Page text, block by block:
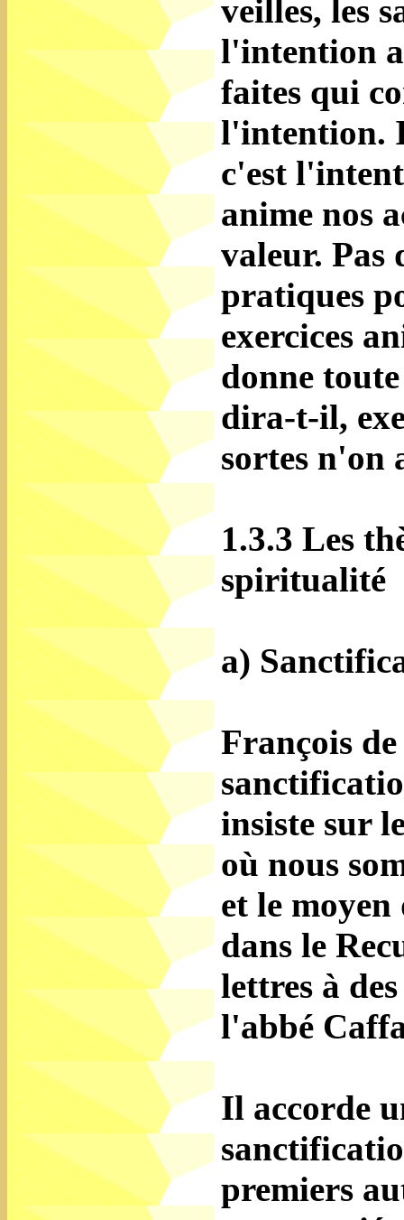
veilles, les
l'intention
faites qui
l'intention.
c'est
anime nos
valeur. Pas
pratiques
exercices
donne
dira-t-il,
sortes n'on
1.3.3 Les
spiritualité
a)
François
insiste sur
où nous
et le
dans le
lettres à
l'abbé
Il accorde
premiers